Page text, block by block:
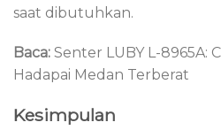
saat dibutuhkan.
Baca: Senter LUBY L-8965A:
Hadapai Medan Terberat
Kesimpulan